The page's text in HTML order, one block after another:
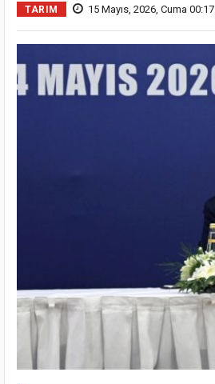
TARIM 15 Mayıs, 2026, Cuma 00:17